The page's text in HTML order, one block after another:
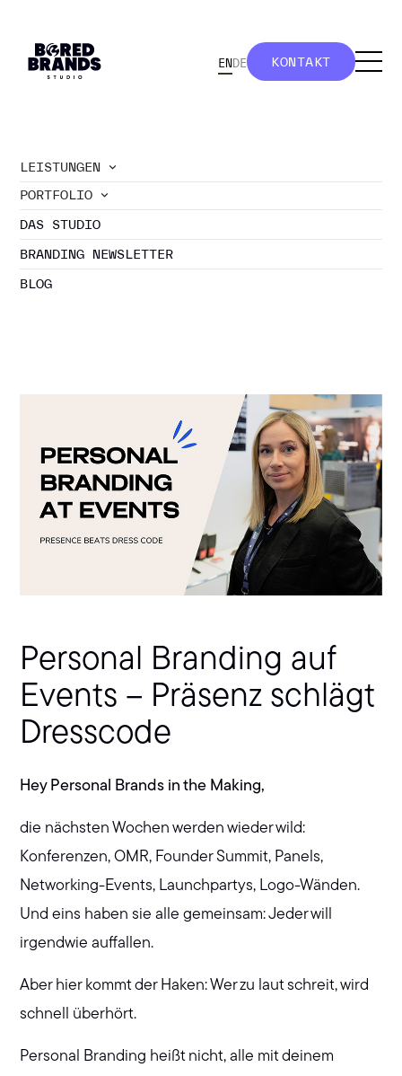
EN DE
KONTAKT
LEISTUNGEN
PORTFOLIO
DAS STUDIO
BRANDING NEWSLETTER
BLOG
PERSONAL BRANDING:
PRÄSENZ AUF EVENTS
STATT DRESSCODE
Personal Branding auf
Events – Präsenz schlägt
Dresscode
Hey Personal Brands in the Making,
die nächsten Wochen werden wieder wild:
Konferenzen, OMR, Founder Summit, Panels,
Networking-Events, Launchpartys, Logo-Wänden.
Und eins haben sie alle gemeinsam: Jeder will
irgendwie auffallen.
Aber hier kommt der Haken: Wer zu laut schreit, wird
schnell überhört.
Personal Branding heißt nicht, alle mit deinem